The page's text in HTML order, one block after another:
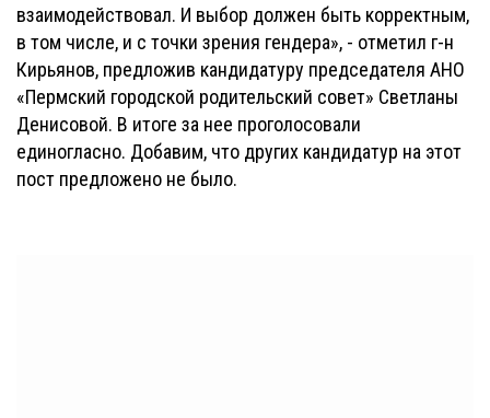
взаимодействовал. И выбор должен быть корректным,
в том числе, и с точки зрения гендера», - отметил г-н
Кирьянов, предложив кандидатуру председателя АНО
«Пермский городской родительский совет» Светланы
Денисовой. В итоге за нее проголосовали
единогласно. Добавим, что других кандидатур на этот
пост предложено не было.